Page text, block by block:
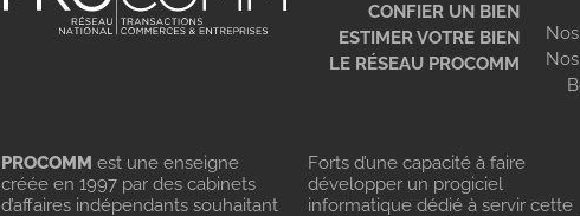
CONFIER UN BIEN
ESTIMER VOTRE BIEN
LE RÉSEAU PROCOMM
PROCOMM est une enseigne
créée en 1997 par des cabinets
d’affaires indépendants souhaitant
Forts d’une capacité à faire
développer un progiciel
informatique dédié à servir cette